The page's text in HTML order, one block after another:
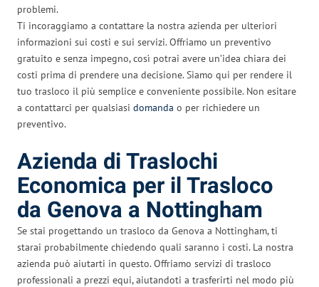
problemi.
Ti incoraggiamo a contattare la nostra azienda per ulteriori
informazioni sui costi e sui servizi. Offriamo un preventivo
gratuito e senza impegno, così potrai avere un’idea chiara dei
costi prima di prendere una decisione. Siamo qui per rendere il
tuo trasloco il più semplice e conveniente possibile. Non esitare
a contattarci per qualsiasi domanda o per richiedere un
preventivo.
Azienda di Traslochi
Economica per il Trasloco
da Genova a Nottingham
Se stai progettando un trasloco da Genova a Nottingham, ti
starai probabilmente chiedendo quali saranno i costi. La nostra
azienda può aiutarti in questo. Offriamo servizi di trasloco
professionali a prezzi equi, aiutandoti a trasferirti nel modo più